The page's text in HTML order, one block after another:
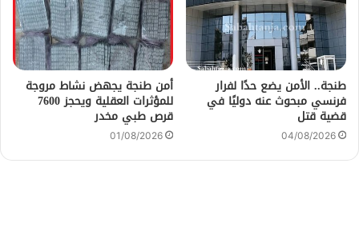
طنجة.. الأمن يضع حدًا لفرار
فرنسي مبحوث عنه دوليًا في
قضية قتل
04/08/2026
أمن طنجة يجهض نشاط مروجة
للمؤثرات العقلية ويحجز 7600
قرص طبي مخدر
01/08/2026